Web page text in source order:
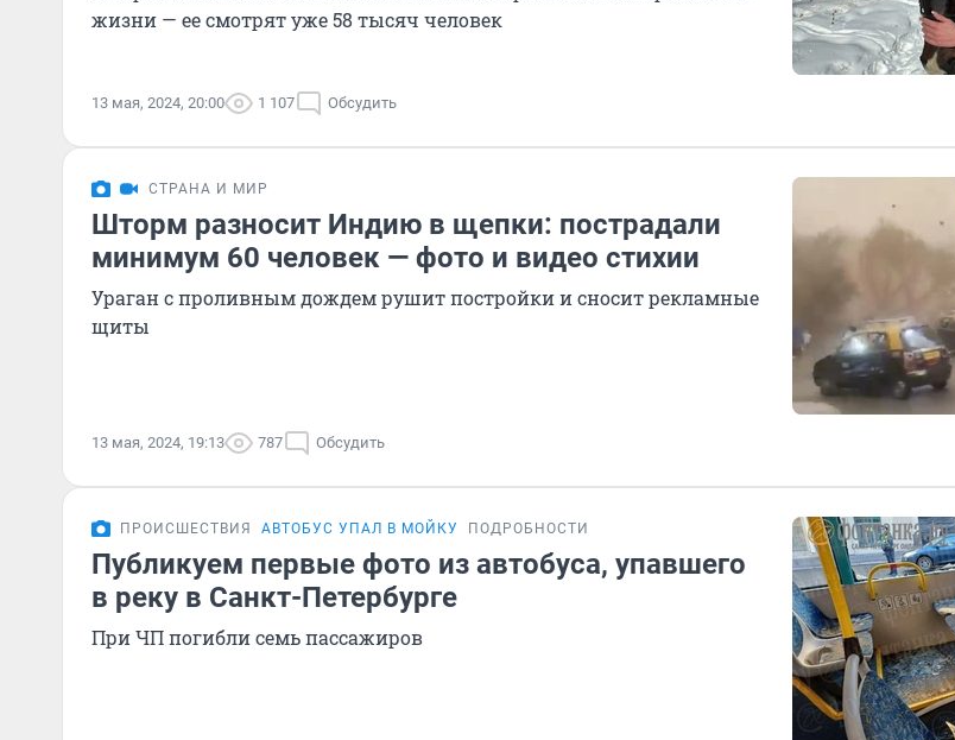
жизни — ее смотрят уже 58 тысяч человек
13 мая, 2024, 20:00 1 107 Обсудить
СТРАНА И МИР
Шторм разносит Индию в щепки: пострадали
минимум 60 человек — фото и видео стихии
Ураган с проливным дождем рушит постройки и сносит рекламные
щиты
13 мая, 2024, 19:13 787 Обсудить
ПРОИСШЕСТВИЯ АВТОБУС УПАЛ В МОЙКУ ПОДРОБНОСТИ
Публикуем первые фото из автобуса, упавшего
в реку в Санкт-Петербурге
При ЧП погибли семь пассажиров